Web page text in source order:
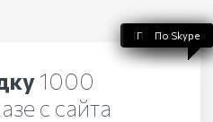
1000
с сайта
По телефону
По WhatsApp
По Telegram
По Viber
По Skype